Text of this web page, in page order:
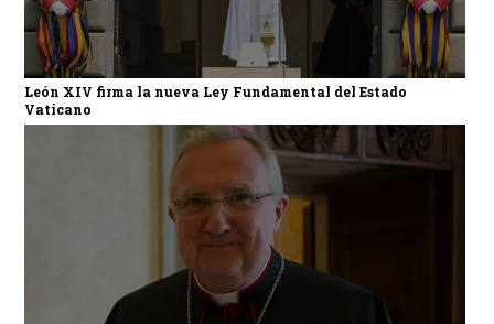
León XIV firma la nueva Ley Fundamental del Estado
Vaticano